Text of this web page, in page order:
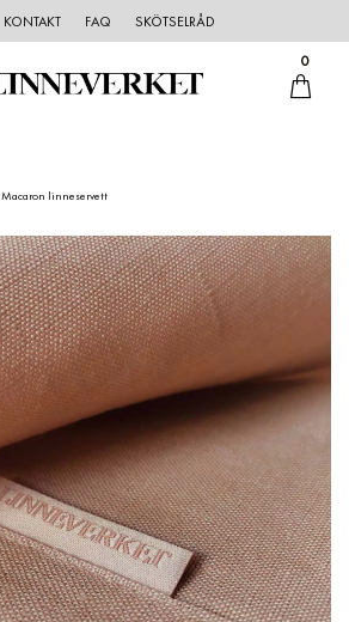
KONTAKT FAQ SKÖTSELRÅD
0
Macaron linneservett